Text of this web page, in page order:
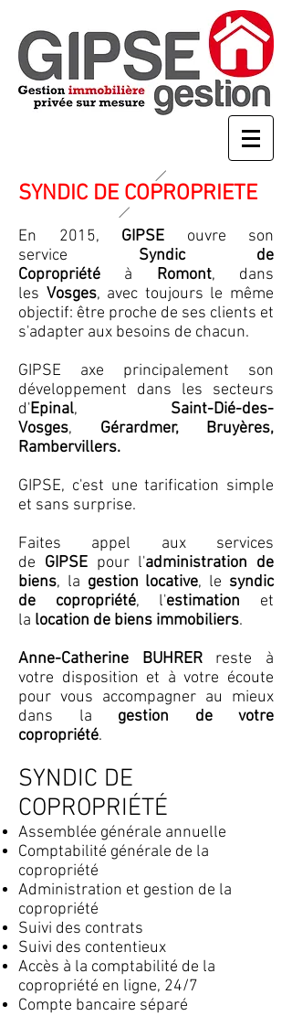
SYNDIC DE COPROPRIETE
En 2015, GIPSE ouvre son
service Syndic de
Copropriété à Romont, dans
les Vosges, avec toujours le même
objectif: être proche de ses clients et
s'adapter aux besoins de chacun.
GIPSE axe principalement son
développement dans les secteurs
d'Epinal, Saint-Dié-des-
Vosges, Gérardmer, Bruyères,
Rambervillers.
GIPSE, c'est une tarification simple
et sans surprise.
Faites appel aux services
de GIPSEpour l'administration de
biens, la gestion locative, le syndic
de copropriété, l'estimation et
la location de biens immobiliers.
Anne-Catherine BUHRERreste à
votre disposition et à votre écoute
pour vous accompagner au mieux
dans la gestion de votre
copropriété.
SYNDIC DE
COPROPRIÉTÉ
Assemblée générale annuelle
Comptabilité générale de la
copropriété
Administration et gestion de la
copropriété
Suivi des contrats
Suivi des contentieux
Accès à la comptabilité de la
copropriété en ligne, 24/7
Compte bancaire séparé